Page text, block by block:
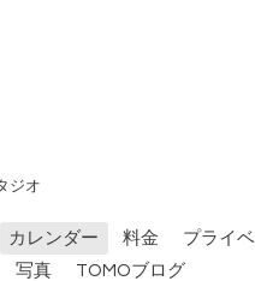
ジオ
カレンダー 料金
プライ
写真 TOMOブログ